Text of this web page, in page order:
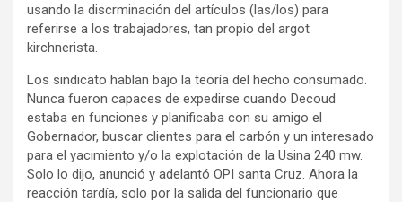
usando la discrminación del artículos (las/los) para
referirse a los trabajadores, tan propio del argot
kirchnerista.
Los sindicato hablan bajo la teoría del hecho consumado.
Nunca fueron capaces de expedirse cuando Decoud
estaba en funciones y planificaba con su amigo el
Gobernador, buscar clientes para el carbón y un interesado
para el yacimiento y/o la explotación de la Usina 240 mw.
Solo lo dijo, anunció y adelantó OPI santa Cruz. Ahora la
reacción tardía, solo por la salida del funcionario que